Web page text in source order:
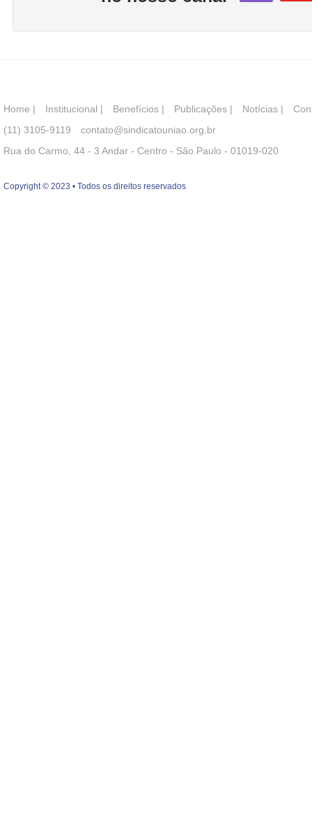
Home | Institucional | Benefícios | Publicações | Notícias |
(11) 3105-9119
contato@sindicatouniao.org.br
Rua do Carmo, 44 - 3 Andar - Centro - São Paulo - 01019-020
Copyright © 2023 • Todos os direitos reservados